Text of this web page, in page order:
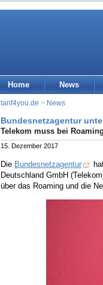
Home News
tarif4you.de > News
Bundesnetzagentur
Telekom muss bei
15. Dezember 2017
Die Bundesnetzagentur
Deutschland GmbH
über das Roaming und die